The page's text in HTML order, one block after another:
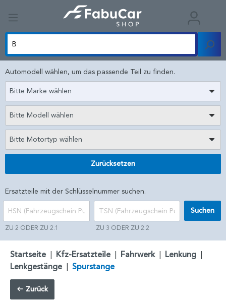
Automodell wählen, um das passende Teil zu finden.
Bitte Marke wählen
Bitte Modell wählen
Bitte Motortyp wählen
Zurücksetzen
Ersatzteile mit der Schlüsselnummer suchen.
ZU 2 ODER ZU 2.1 ZU 3 ODER ZU 2.2
Suchen
Startseite | Kfz-Ersatzteile | Fahrwerk | Lenkung |
Lenkgestänge | Spurstange
Zurück